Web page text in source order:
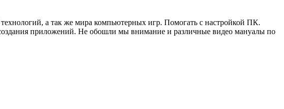
а так же мира компьютерных игр. Помогать с настройкой ПК.
приложений. Не обошли мы внимание и различные видео мануалы по